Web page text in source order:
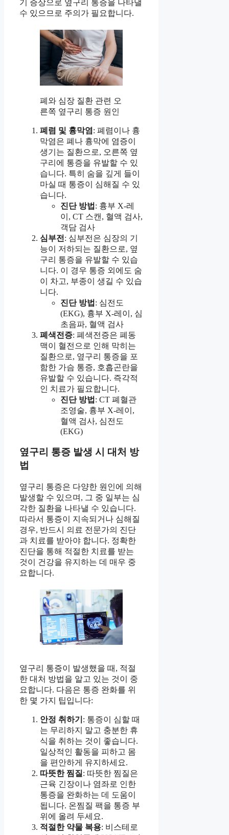
기 증상으로 옆구리 통증을 나타낼
수 있으므로 주의가 필요합니다.
폐와 심장 질환 관련 오
른쪽 옆구리 통증 원인
폐렴 및 흉막염 : 폐렴이나 흉
막염은 폐나 흉막에 염증이
생기는 질환으로, 오른쪽 옆
구리에 통증을 유발할 수 있
습니다. 특히 숨을 깊게 들이
마실 때 통증이 심해질 수 있
습니다.
진단 방법 : 흉부 X-레
이, CT 스캔, 혈액 검사,
객담 검사
심부전 : 심부전은 심장의 기
능이 저하되는 질환으로, 옆
구리 통증을 유발할 수 있습
니다. 이 경우 통증 외에도 숨
이 차고, 부종이 생길 수 있습
니다.
진단 방법 : 심전도
(EKG), 흉부 X-레이, 심
초음파, 혈액 검사
폐색전증: 폐색전증은 폐동
맥이 혈전으로 인해 막히는
질환으로, 옆구리 통증을 포
함한 가슴 통증, 호흡곤란을
유발할 수 있습니다. 즉각적
인 치료가 필요합니다.
진단 방법 : CT 폐혈관
조영술, 흉부 X-레이,
혈액 검사, 심전도
(EKG)
옆구리 통증 발생 시 대처 방
법
옆구리 통증은 다양한 원인에 의해
발생할 수 있으며, 그 중 일부는 심
각한 질환을 나타낼 수 있습니다.
따라서 통증이 지속되거나 심해질
경우, 반드시 의료 전문가의 진단
과 치료를 받아야 합니다. 정확한
진단을 통해 적절한 치료를 받는
것이 건강을 유지하는 데 매우 중
요합니다.
옆구리 통증이 발생했을 때, 적절
한 대처 방법을 알고 있는 것이 중
요합니다. 다음은 통증 완화를 위
한 몇 가지 팁입니다:
안정 취하기 : 통증이 심할 때
는 무리하지 말고 충분한 휴
식을 취하는 것이 좋습니다.
일상적인 활동을 피하고 몸
을 편안하게 유지하세요.
따뜻한 찜질 : 따뜻한 찜질은
근육 긴장이나 염좌로 인한
통증을 완화하는 데 도움이
됩니다. 온찜질 팩을 통증 부
위에 올려 두세요.
적절한 약물 복용: 비스테로